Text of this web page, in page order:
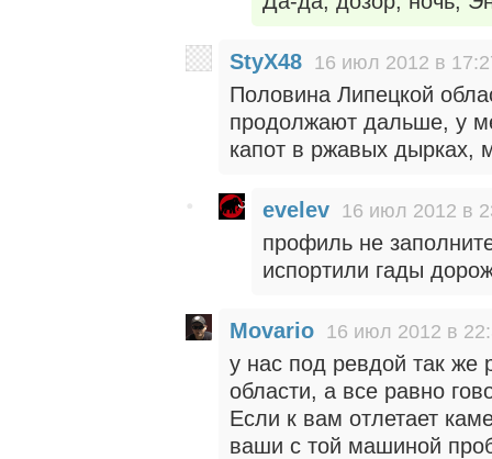
StyX48 16 июл 2012 в
Половина Липецкой
продолжают дальше, у
капот в ржавых дырках,
evelev 16 июл 2012 в
профиль не
испортили гады
Movario 16 июл 2012 в
у нас под ревдой так же
области, а все равно
Если к вам отлетает
ваши с той машиной